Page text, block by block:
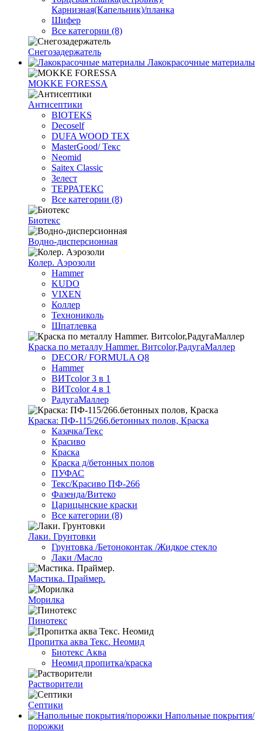
Карнизная(Капельник)/планка
Шифер
Все категории (8)
Снегозадержатель
Лакокрасочные материалы
MOKKE FORESSA
Антисептики
BIOTEKS
Decoself
DUFA WOOD TEX
MasterGood/ Текс
Neomid
Saitex Classic
Зелест
ТЕРРАТЕКС
Все категории (8)
Биотекс
Водно-дисперсионная
Колер. Аэрозоли
Hammer
KUDO
VIXEN
Коллер
Технониколь
Шпатлевка
Краска по металлу Hammer. Витcolor,РадугаМаллер
DECOR/ FORMULA Q8
Hammer
ВИТcolor 3 в 1
ВИТcolor 4 в 1
РадугаМаллер
Краска: ПФ-115/266.бетонных полов, Краска
Казачка/Текс
Красиво
Краска
Краска д/бетонных полов
ПУФАС
Текс/Красиво ПФ-266
Фазенда/Витеко
Царицынские краски
Все категории (8)
Лаки. Грунтовки
Грунтовка /Бетоноконтак /Жидкое стекло
Лаки /Масло
Мастика. Праймер.
Морилка
Пинотекс
Пропитка аква Текс. Неомид
Биотекс Аква
Неомид пропитка/краска
Растворители
Септики
Напольные покрытия/
порожки